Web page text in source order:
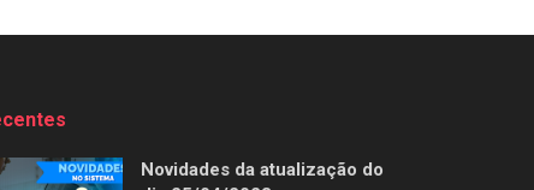
Novidades da atualização do